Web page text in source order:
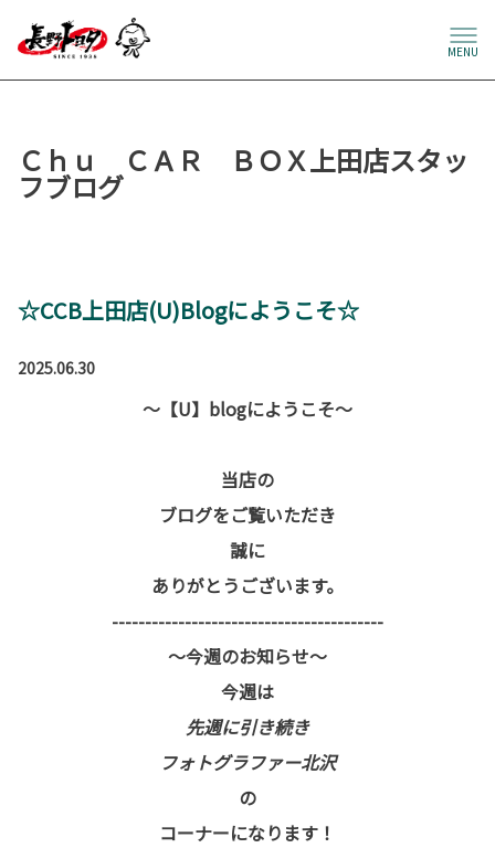
MENU
Ｃｈｕ ＣＡＲ ＢＯＸ上田店スタッ
フブログ
☆CCB上田店(U)Blogにようこそ☆
2025.06.30
～【U】blogにようこそ～
当店の
ブログをご覧いただき
誠に
ありがとうございます。
-----------------------------------------
～今週のお知らせ～
今週は
先週に引き続き
フォトグラファー北沢
の
コーナーになります！